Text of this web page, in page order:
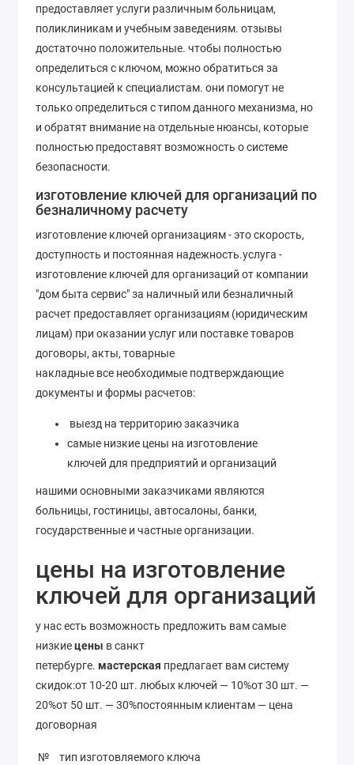
предоставляет услуги различным больницам,
поликлиникам и учебным заведениям. отзывы
достаточно положительные. чтобы полностью
определиться с ключом, можно обратиться за
консультацией к специалистам. они помогут не
только определиться с типом данного механизма, но
и обратят внимание на отдельные нюансы, которые
полностью предоставят возможность о системе
безопасности.
изготовление ключей для организаций по
безналичному расчету
изготовление ключей организациям - это скорость,
доступность и постоянная надежность.услуга -
изготовление ключей для организаций от компании
"дом быта сервис" за наличный или безналичный
расчет предоставляет организациям (юридическим
лицам) при оказании услуг или поставке товаров
договоры, акты, товарные
накладные все необходимые подтверждающие
документы и формы расчетов:
выезд на территорию заказчика
самые низкие цены на изготовление
ключей для предприятий и организаций
нашими основными заказчиками являются
больницы, гостиницы, автосалоны, банки,
государственные и частные организации.
цены на изготовление
ключей для организаций
у нас есть возможность предложить вам самые
низкиецены в санкт
петербурге. мастерская предлагает вам систему
скидок:от 10-20 шт. любых ключей — 10%от 30 шт. —
20%от 50 шт. — 30%постоянным клиентам — цена
договорная
№ тип изготовляемого ключа